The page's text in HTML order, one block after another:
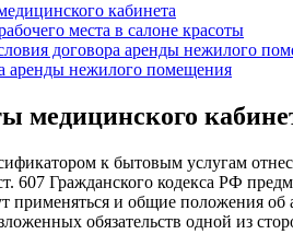
кабинета
места в салоне красоты
договора аренды нежилого
аренды нежилого помещения
медицинского
к бытовым услугам
607 Гражданского кодекса РФ
применяться и общие положения
обязательств одной из